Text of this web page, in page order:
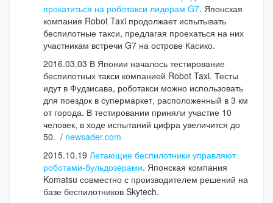
прокатиться на роботакси лидерам G7. Японская
компания Robot Taxi продолжает испытывать
беспилотные такси, предлагая проехаться на них
участникам встречи G7 на острове Касико.
2016.03.03 В Японии началось тестирование
беспилотных такси компанией Robot Taxi. Тесты
идут в Фудзисава, роботакси можно использовать
для поездок в супермаркет, расположенный в 3 км
от города. В тестировании приняли участие 10
человек, в ходе испытаний цифра увеличится до
50. / newsader.com
2015.10.19 Летающие беспилотники управляют
роботами-бульдозерами. Японская компания
Komatsu совместно с производителем решений на
базе беспилотников Skytech.